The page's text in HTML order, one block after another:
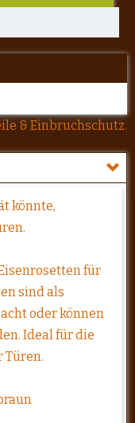
& Einbruchschutz.
könnte,
für
sind als
oder können
Ideal für die
Türen.